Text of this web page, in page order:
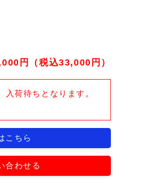
円（税込33,000円）
荷待ちとなります。
こちら
合わせる